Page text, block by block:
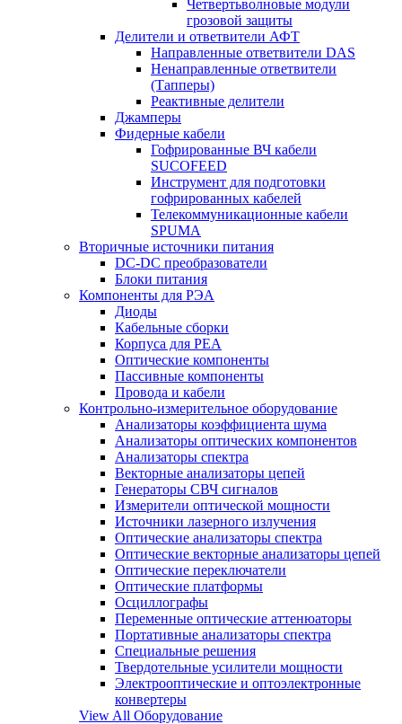
Четвертьволновые модули
грозовой защиты
Делители и ответвители АФТ
Направленные ответвители DAS
Ненаправленные ответвители
(Тапперы)
Реактивные делители
Джамперы
Фидерные кабели
Гофрированные ВЧ кабели
SUCOFEED
Инструмент для подготовки
гофрированных кабелей
Телекоммуникационные кабели
SPUMA
Вторичные источники питания
DC-DC преобразователи
Блоки питания
Компоненты для РЭА
Диоды
Кабельные сборки
Корпуса для РЕА
Оптические компоненты
Пассивные компоненты
Провода и кабели
Контрольно-измерительное оборудование
Анализаторы коэффициента шума
Анализаторы оптических компонентов
Анализаторы спектра
Векторные анализаторы цепей
Генераторы СВЧ сигналов
Измерители оптической мощности
Источники лазерного излучения
Оптические анализаторы спектра
Оптические векторные анализаторы цепей
Оптические переключатели
Оптические платформы
Осциллографы
Переменные оптические аттенюаторы
Портативные анализаторы спектра
Специальные решения
Твердотельные усилители мощности
Электрооптические и оптоэлектронные
конвертеры
View All Оборудование